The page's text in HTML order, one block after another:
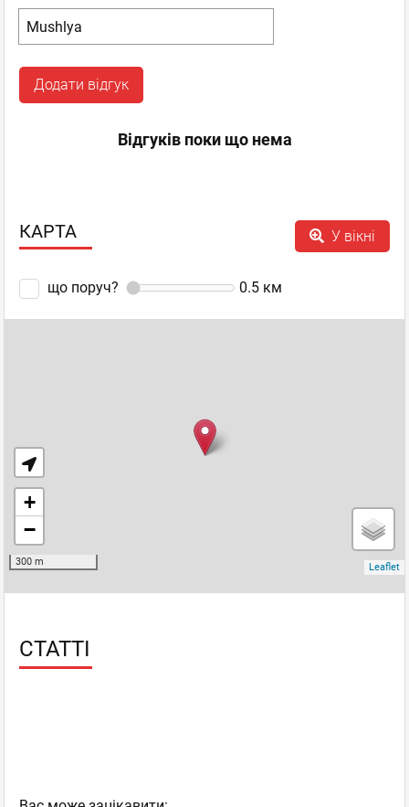
Додати відгук
Відгуків поки що нема
КАРТА У вікні
що поруч? 0.5 км
СТАТТІ